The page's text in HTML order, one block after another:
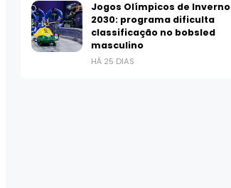
Jogos Olímpicos de Inverno
2030: programa dificulta
classificação no bobsled
masculino
HÁ 25 DIAS